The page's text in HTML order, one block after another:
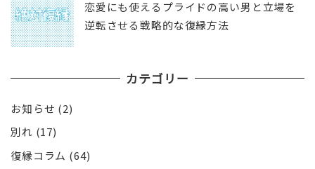
恋愛にも使えるプライドの高い男と立場を
逆転させる戦略的な復縁方法
カテゴリー
お知らせ (2)
別れ (17)
復縁コラム (64)